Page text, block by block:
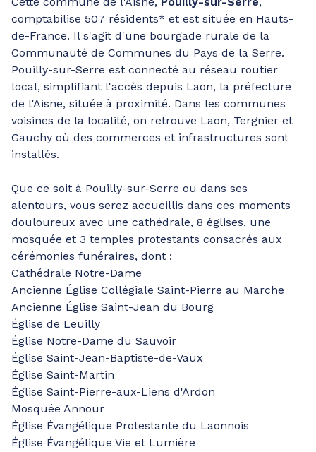
comptabilise 507 résidents* et est située en Hauts-
de-France. Il s'agit d'une bourgade rurale de la
Communauté de Communes du Pays de la Serre.
Pouilly-sur-Serre est connecté au réseau routier
local, simplifiant l'accès depuis Laon, la préfecture
de l'Aisne, située à proximité. Dans les communes
voisines de la localité, on retrouve Laon, Tergnier et
Gauchy où des commerces et infrastructures sont
installés.
Que ce soit à Pouilly-sur-Serre ou dans ses
alentours, vous serez accueillis dans ces moments
douloureux avec une cathédrale, 8 églises, une
mosquée et 3 temples protestants consacrés aux
cérémonies funéraires, dont :
Cathédrale Notre-Dame
Ancienne Église Collégiale Saint-Pierre au Marche
Ancienne Église Saint-Jean du Bourg
Église de Leuilly
Église Notre-Dame du Sauvoir
Église Saint-Jean-Baptiste-de-Vaux
Église Saint-Martin
Église Saint-Pierre-aux-Liens d'Ardon
Mosquée Annour
Église Évangélique Protestante du Laonnois
Église Évangélique Vie et Lumière